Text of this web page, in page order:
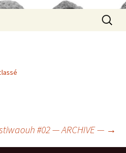
#02 — ARCHIVE — →